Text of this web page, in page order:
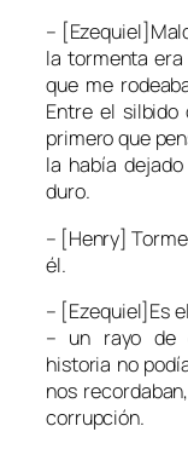
–
la tormenta
que me
Entre el silbido
primero que
la había
duro.
– [Henry]
él.
– [Ezequiel]Es
– un rayo de
historia no
nos
corrupción.